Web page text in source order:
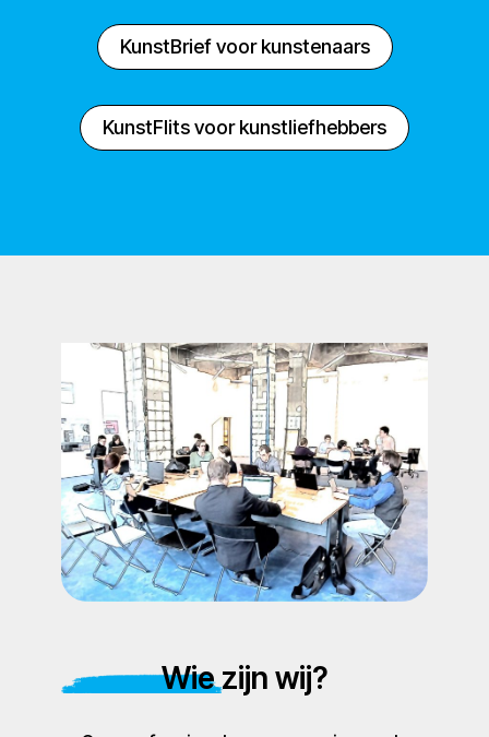
KunstBrief voor kunstenaars
KunstFlits voor kunstliefhebbers
Wie zijn wij?